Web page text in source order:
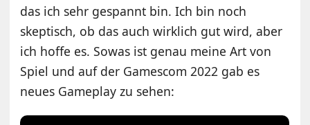
das ich sehr gespannt bin. Ich bin noch
skeptisch, ob das auch wirklich gut wird, aber
ich hoffe es. Sowas ist genau meine Art von
Spiel und auf der Gamescom 2022 gab es
neues Gameplay zu sehen: